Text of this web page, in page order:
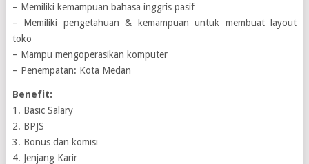
– Memiliki kemampuan bahasa inggris pasif
– Memiliki pengetahuan & kemampuan untuk membuat layout
toko
– Mampu mengoperasikan komputer
– Penempatan: Kota Medan
Benefit:
1. Basic Salary
2. BPJS
3. Bonus dan komisi
4. Jenjang Karir